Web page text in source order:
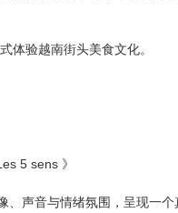
体验越南街头美食文化。
5 sens 》
、声音与情绪氛围，呈现一